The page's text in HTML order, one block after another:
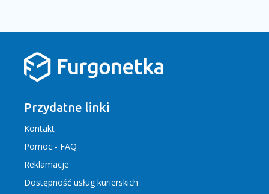
Przydatne linki
Kontakt
Pomoc - FAQ
Reklamacje
Dostępność usług kurierskich